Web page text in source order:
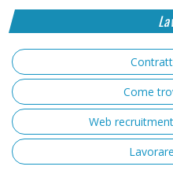
Come
Web